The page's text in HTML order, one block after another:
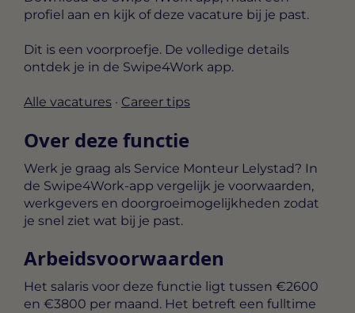
profiel aan en kijk of deze vacature bij je past.
Dit is een voorproefje. De volledige details
ontdek je in de Swipe4Work app.
Alle vacatures · Career tips
Over deze functie
Werk je graag als Service Monteur Lelystad? In
de Swipe4Work-app vergelijk je voorwaarden,
werkgevers en doorgroeimogelijkheden zodat
je snel ziet wat bij je past.
Arbeidsvoorwaarden
Het salaris voor deze functie ligt tussen €2600
en €3800 per maand. Het betreft een fulltime